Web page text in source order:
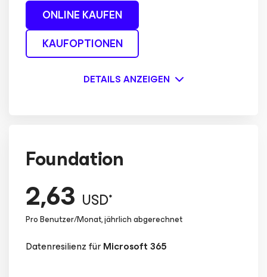
ONLINE KAUFEN
KAUFOPTIONEN
DETAILS ANZEIGEN
Foundation
2,63 USD*
Pro Benutzer/Monat, jährlich abgerechnet
Datenresilienz fürMicrosoft 365